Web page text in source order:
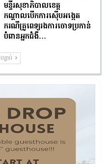
មន្ទីរសុខាភិបាលខេត្ត
កណ្ដាលបើកការស៊ើបអង្កេត
ករណីគ្រូពេទ្យរងការចោទប្រកាន់
បំពានអ្នកជំងឺ…
បន្ទាប់